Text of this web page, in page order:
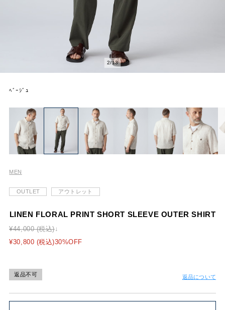
2/13
ﾍﾞｰｼﾞｭ
MEN
OUTLET アウトレット
LINEN FLORAL PRINT SHORT SLEEVE OUTER SHIRT
¥44,000 (税込)
¥30,800 (税込)30%OFF
返品不可 返品について